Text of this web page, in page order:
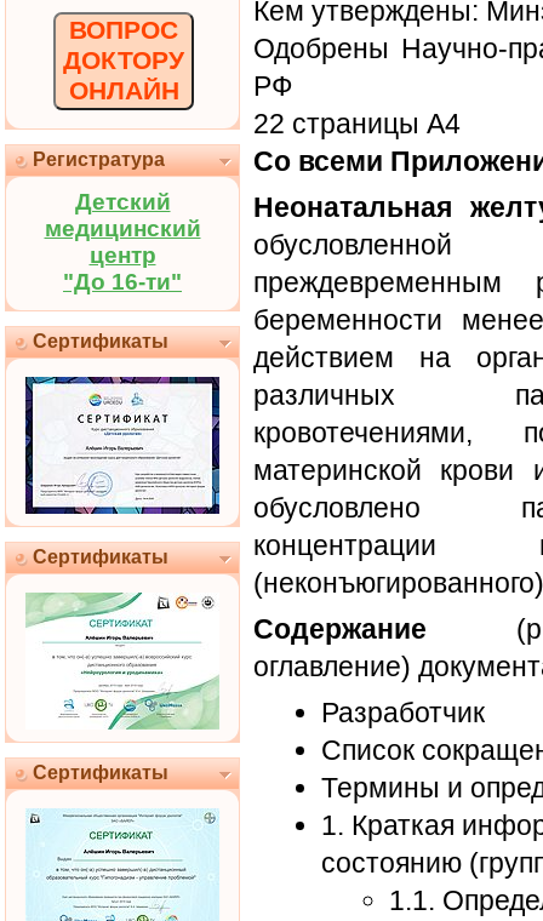
ВОПРОС
ДОКТОРУ
ОНЛАЙН
Регистратура
Детский
медицинский
центр
"До 16-ти"
Сертификаты
Сертификаты
Сертификаты
Кем утверждены:
Одобрены Научно-
РФ
22 страницы А4
Со всеми
Неонатальная
преждевременным
беременности
действием на
различных
кровотечениями,
материнской крови
обусловлено
Содержание
оглавление)
Разработчик
Список
Термины и
1. Краткая
состоянию
1.1.